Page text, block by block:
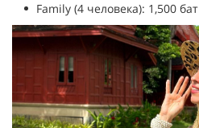
Family (4 человека): 1,500 бат